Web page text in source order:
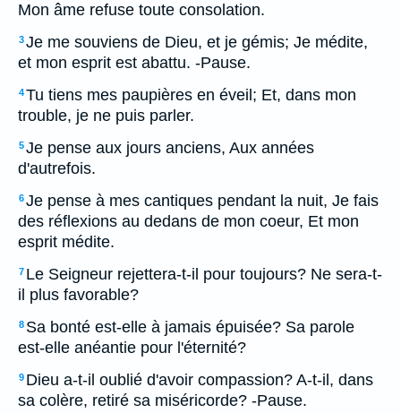
Mon âme refuse toute consolation.
3Je me souviens de Dieu, et je gémis; Je médite,
et mon esprit est abattu. -Pause.
4Tu tiens mes paupières en éveil; Et, dans mon
trouble, je ne puis parler.
5Je pense aux jours anciens, Aux années
d'autrefois.
6Je pense à mes cantiques pendant la nuit, Je fais
des réflexions au dedans de mon coeur, Et mon
esprit médite.
7 Le Seigneur rejettera-t-il pour toujours? Ne sera-t-
il plus favorable?
8 Sa bonté est-elle à jamais épuisée? Sa parole
est-elle anéantie pour l'éternité?
9 Dieu a-t-il oublié d'avoir compassion? A-t-il, dans
sa colère, retiré sa miséricorde? -Pause.